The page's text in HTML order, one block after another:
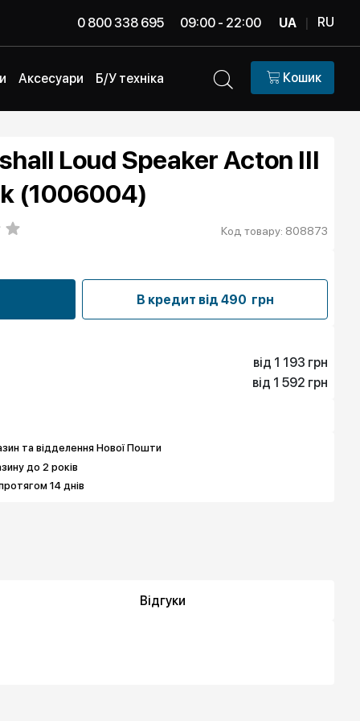
0 800 338 695 09:00 - 22:00 UA | RU
Аксесуари Б/У техніка Кошик
Loud Speaker Acton III
(1006004)
Код товару: 808873
В кредит від 490 грн
від 1 193 грн
1 193 грн
від 1 592 грн
та відделення Нової Пошти
до 2 років
14 днів
Відгуки